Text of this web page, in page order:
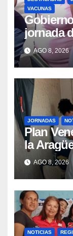
VACUNAS
jornada
Guaira
AGO 8, 2026
JORNADAS
Plan
la
atención
Aragua
AGO 8, 2026
NOTICIAS